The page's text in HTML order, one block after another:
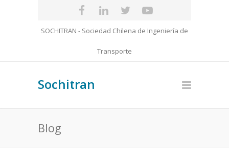
SOCHITRAN - Sociedad Chilena de Ingeniería de
Transporte
Sochitran
Blog